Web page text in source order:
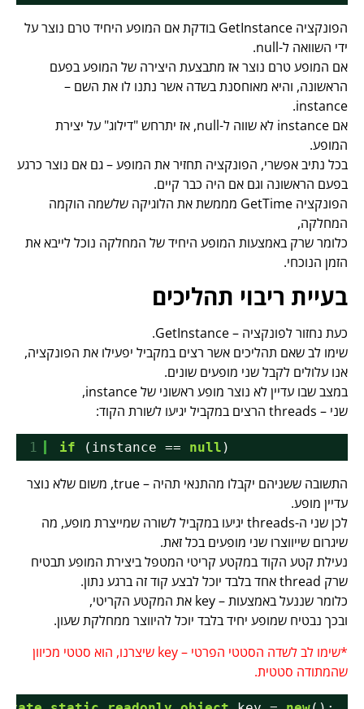
הפונקציה GetInstance בודקת אם המופע היחיד טרם נוצר על
ידי השוואה ל-null.
אם המופע טרם נוצר אז מתבצעת היצירה של המופע בפעם
הראשונה, והיא מאוחסנת בשדה אשר נתנו לו את השם –
instance.
אם instance לא שווה ל-null, אז יתרחש "דילוג" על יצירת
המופע.
בכל נתיב אפשרי, הפונקציה תחזיר את המופע – גם אם נוצר כרגע
בפעם הראשונה וגם אם היה כבר קיים.
הפונקציה GetTime מממשת את הלוגיקה שלשמה הוקמה
המחלקה,
כלומר שרק באמצעות המופע היחיד של המחלקה נוכל לייבא את
הזמן הנוכחי.
בעיית ריבוי תהליכים
כעת נחזור לפונקציה – GetInstance.
שימו לב שאם תהליכים אשר רצים במקביל יפעילו את הפונקציה,
אנו עלולים לקבל שני מופעים שונים.
במצב שבו עדיין לא נוצר מופע ראשוני של instance,
שני – threads הרצים במקביל יגיעו לשורת הקוד:
if (instance == null
התשובה ששניהם יקבלו מהתנאי תהיה – true, משום שלא נוצר
עדיין מופע.
לכן שני ה-threads יגיעו במקביל לשורה שמייצרת מופע, מה
שיגרום שייווצרו שני מופעים בכל זאת.
נעילת קטע הקוד במקטע קריטי המטפל ביצירת המופע תבטיח
שרק thread אחד בלבד יוכל לבצע קוד זה ברגע נתון.
כלומר שננעל באמצעות – key את המקטע הקריטי,
ובכך נבטיח שמופע יחיד בלבד יוכל להיווצר ממחלקת שעון.
*שימו לב לשדה הסטטי הפרטי – key שיצרנו, הוא סטטי מכיוון
שהמתודה סטטית.